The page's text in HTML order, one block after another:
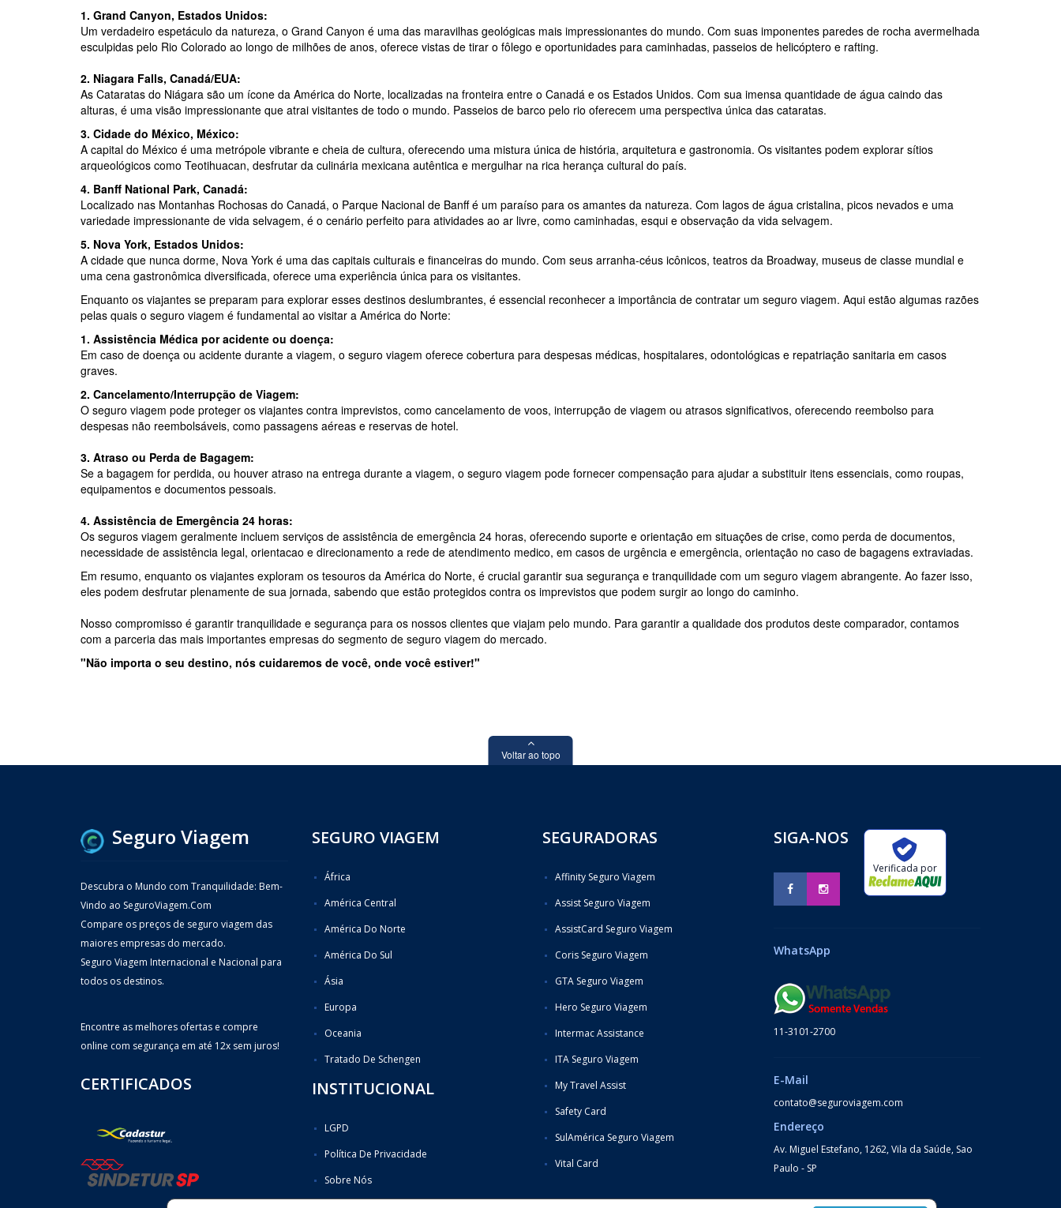
1. Grand Canyon, Estados Unidos:
Um verdadeiro espetáculo da natureza, o Grand Canyon é uma das maravilhas geológicas mais impressionantes do mundo. Com suas imponentes paredes de rocha avermelhada
esculpidas pelo Rio Colorado ao longo de milhões de anos, oferece vistas de tirar o fôlego e oportunidades para caminhadas, passeios de helicóptero e rafting.
2. Niagara Falls, Canadá/EUA:
As Cataratas do Niágara são um ícone da América do Norte, localizadas na fronteira entre o Canadá e os Estados Unidos. Com sua imensa quantidade de água caindo das
alturas, é uma visão impressionante que atrai visitantes de todo o mundo. Passeios de barco pelo rio oferecem uma perspectiva única das cataratas.
3. Cidade do México, México:
A capital do México é uma metrópole vibrante e cheia de cultura, oferecendo uma mistura única de história, arquitetura e gastronomia. Os visitantes podem explorar sítios
arqueológicos como Teotihuacan, desfrutar da culinária mexicana autêntica e mergulhar na rica herança cultural do país.
4. Banff National Park, Canadá:
Localizado nas Montanhas Rochosas do Canadá, o Parque Nacional de Banff é um paraíso para os amantes da natureza. Com lagos de água cristalina, picos nevados e uma
variedade impressionante de vida selvagem, é o cenário perfeito para atividades ao ar livre, como caminhadas, esqui e observação da vida selvagem.
5. Nova York, Estados Unidos:
A cidade que nunca dorme, Nova York é uma das capitais culturais e financeiras do mundo. Com seus arranha-céus icônicos, teatros da Broadway, museus de classe mundial e
uma cena gastronômica diversificada, oferece uma experiência única para os visitantes.
Enquanto os viajantes se preparam para explorar esses destinos deslumbrantes, é essencial reconhecer a importância de contratar um seguro viagem. Aqui estão algumas razões
pelas quais o seguro viagem é fundamental ao visitar a América do Norte:
1. Assistência Médica por acidente ou doença:
Em caso de doença ou acidente durante a viagem, o seguro viagem oferece cobertura para despesas médicas, hospitalares, odontológicas e repatriação sanitaria em casos
graves.
2. Cancelamento/Interrupção de Viagem:
O seguro viagem pode proteger os viajantes contra imprevistos, como cancelamento de voos, interrupção de viagem ou atrasos significativos, oferecendo reembolso para
despesas não reembolsáveis, como passagens aéreas e reservas de hotel.
3. Atraso ou Perda de Bagagem:
Se a bagagem for perdida, ou houver atraso na entrega durante a viagem, o seguro viagem pode fornecer compensação para ajudar a substituir itens essenciais, como roupas,
equipamentos e documentos pessoais.
4. Assistência de Emergência 24 horas:
Os seguros viagem geralmente incluem serviços de assistência de emergência 24 horas, oferecendo suporte e orientação em situações de crise, como perda de documentos,
necessidade de assistência legal, orientacao e direcionamento a rede de atendimento medico, em casos de urgência e emergência, orientação no caso de bagagens extraviadas.
Em resumo, enquanto os viajantes exploram os tesouros da América do Norte, é crucial garantir sua segurança e tranquilidade com um seguro viagem abrangente. Ao fazer isso,
eles podem desfrutar plenamente de sua jornada, sabendo que estão protegidos contra os imprevistos que podem surgir ao longo do caminho.
Nosso compromisso é garantir tranquilidade e segurança para os nossos clientes que viajam pelo mundo. Para garantir a qualidade dos produtos deste comparador, contamos
com a parceria das mais importantes empresas do segmento de seguro viagem do mercado.
"Não importa o seu destino, nós cuidaremos de você, onde você estiver!"
Voltar ao topo
Seguro Viagem
Descubra o Mundo com Tranquilidade: Bem-
Vindo ao SeguroViagem.Com
Compare os preços de seguro viagem das
maiores empresas do mercado.
Seguro Viagem Internacional e Nacional para
todos os destinos.
Encontre as melhores ofertas e compre
online com segurança em até 12x sem juros!
CERTIFICADOS
SEGURO VIAGEM
África
América Central
América Do Norte
América Do Sul
Ásia
Europa
Oceania
Tratado De Schengen
INSTITUCIONAL
LGPD
Política De Privacidade
Sobre Nós
SEGURADORAS
Affinity Seguro Viagem
Assist Seguro Viagem
AssistCard Seguro Viagem
Coris Seguro Viagem
GTA Seguro Viagem
Hero Seguro Viagem
Intermac Assistance
ITA Seguro Viagem
My Travel Assist
Safety Card
SulAmérica Seguro Viagem
Vital Card
SIGA-NOS
Verificada por
WhatsApp
11-3101-2700
E-Mail
contato@seguroviagem.com
Endereço
Av. Miguel Estefano, 1262, Vila da Saúde, Sao
Paulo - SP